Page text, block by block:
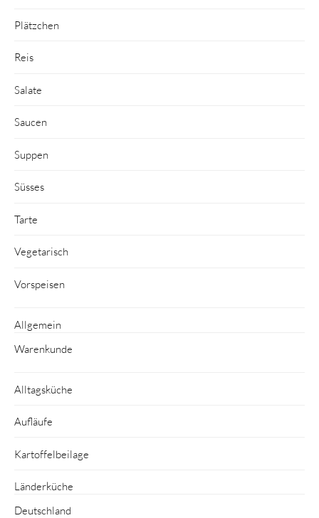
Plätzchen
Reis
Salate
Saucen
Suppen
Süsses
Tarte
Vegetarisch
Vorspeisen
Allgemein
Warenkunde
Alltagsküche
Aufläufe
Kartoffelbeilage
Länderküche
Deutschland